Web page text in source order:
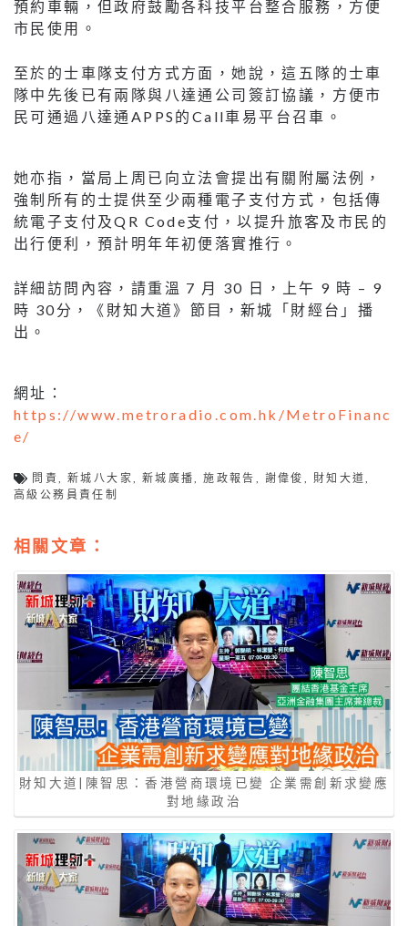
預約車輛，但政府鼓勵各科技平台整合服務，方便
市民使用。
至於的士車隊支付方式方面，她說，這五隊的士車
隊中先後已有兩隊與八達通公司簽訂協議，方便市
民可通過八達通APPS的Call車易平台召車。
她亦指，當局上周已向立法會提出有關附屬法例，
強制所有的士提供至少兩種電子支付方式，包括傳
統電子支付及QR Code支付，以提升旅客及市民的
出行便利，預計明年年初便落實推行。
詳細訪問內容，請重溫 7 月 30 日，上午 9 時 – 9
時 30分，《財知大道》節目，新城「財經台」播
出。
網址：
https://www.metroradio.com.hk/MetroFinanc
e/
問責 ,新城八大家 新城廣播 ,施政報告 謝偉俊 財知大道
高級公務員責任制
相關文章：
財知大道|陳智思：香港營商環境已變 企業需創新求變應
對地緣政治